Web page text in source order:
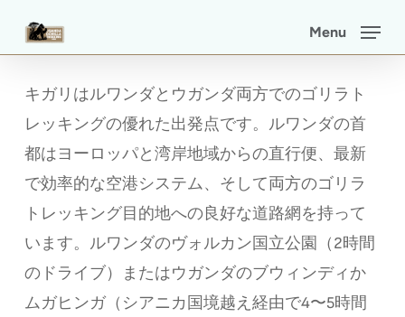
content
Menu
キガリはルワンダとウガンダ両方でのゴリラト
レッキングの優れた出発点です。ルワンダの首
都はヨーロッパと湾岸地域からの直行便、最新
で効率的な空港システム、そして両方のゴリラ
トレッキング目的地への良好な道路網を持って
います。ルワンダのヴォルカン国立公園（2時間
のドライブ）またはウガンダのブウィンディか
ムガヒンガ（シアニカ国境越え経由で4〜5時間